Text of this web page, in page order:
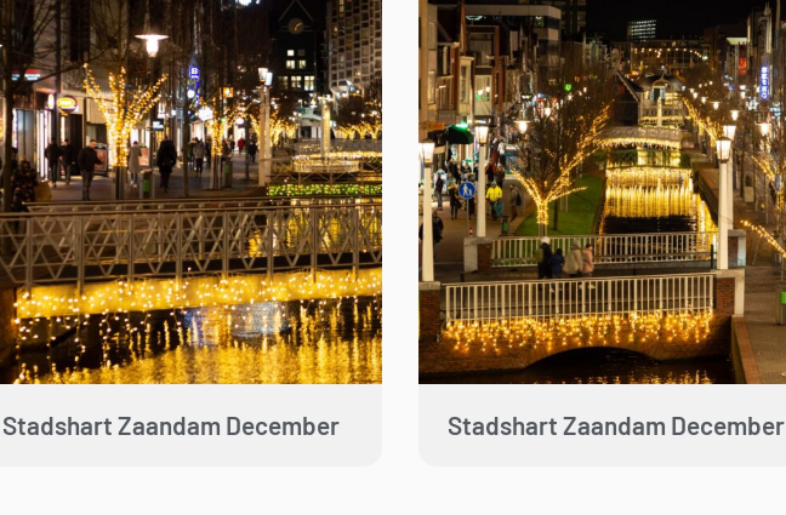
Stadshart Zaandam December Stadshart Zaandam December